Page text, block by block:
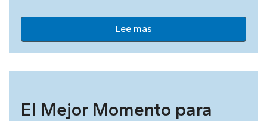
Lee mas
El Mejor Momento para